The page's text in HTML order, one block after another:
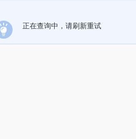
正在查询中，请刷新重试